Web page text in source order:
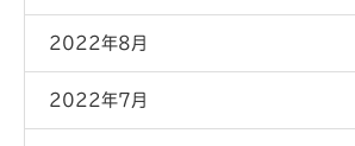
2022年8月
2022年7月